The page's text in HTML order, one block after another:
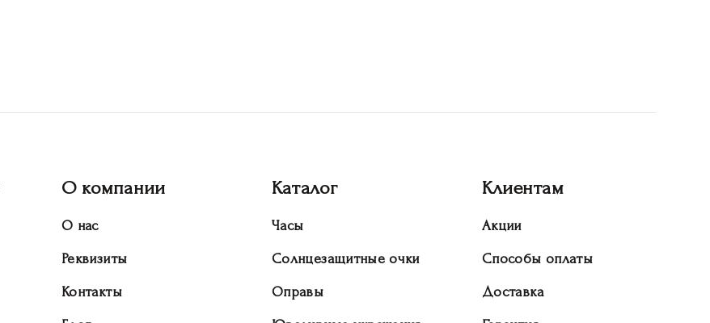
О компании
О нас
Реквизиты
Контакты
Каталог
Часы
Солнцезащитные очки
Оправы
Клиентам
Акции
Способы оплаты
Доставка